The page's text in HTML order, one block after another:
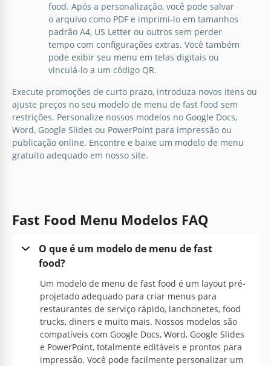
Seu cardápio não é apenas uma lista de pratos; é
Nosso modelo de cardápio de Sanduíche Coelho
adiciona uma pitada divertida às suas ofertas
culinárias.
Google Slides
food. Após a personalização, você pode salvar
o arquivo como PDF e imprimi-lo em tamanhos
padrão A4, US Letter ou outros sem perder
tempo com configurações extras. Você também
pode exibir seu menu em telas digitais ou
vinculá-lo a um código QR.
Execute promoções de curto prazo, introduza novos itens ou
ajuste preços no seu modelo de menu de fast food sem
restrições. Personalize nossos modelos no Google Docs,
Word, Google Slides ou PowerPoint para impressão ou
publicação online. Encontre e baixe um modelo de menu
gratuito adequado em nosso site.
Fast Food Menu Modelos FAQ
O que é um modelo de menu de fast
food?
Um modelo de menu de fast food é um layout pré-
projetado adequado para criar menus para
restaurantes de serviço rápido, lanchonetes, food
trucks, diners e muito mais. Nossos modelos são
compatíveis com Google Docs, Word, Google Slides
e PowerPoint, totalmente editáveis e prontos para
impressão. Você pode facilmente personalizar um